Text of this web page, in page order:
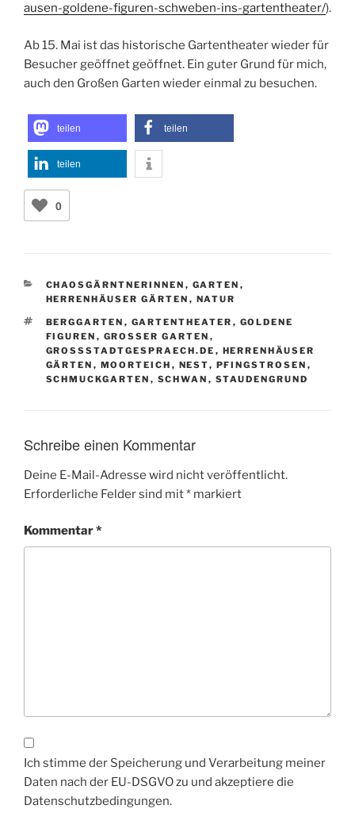
ausen-goldene-figuren-schweben-ins-gartentheater/).
Ab 15. Mai ist das historische Gartentheater wieder für
Besucher geöffnet geöffnet. Ein guter Grund für mich,
auch den Großen Garten wieder einmal zu besuchen.
teilen teilen
teilen
0
KATEGORIEN
CHAOSGÄRNTNERINNEN , GARTEN ,
HERRENHÄUSER GÄRTEN , NATUR
SCHLAGWÖRTER
BERGGARTEN , GARTENTHEATER , GOLDENE
FIGUREN , GROSSER GARTEN
,
GROSSSTADTGESPRAECH.DE , HERRENHÄUSER
GÄRTEN , MOORTEICH , NEST, PFINGSTROSEN ,
SCHMUCKGARTEN , SCHWAN , STAUDENGRUND
Schreibe einen Kommentar
Deine E-Mail-Adresse wird nicht veröffentlicht.
Erforderliche Felder sind mit* markiert
Kommentar*
Ich stimme der Speicherung und Verarbeitung meiner
Daten nach der EU-DSGVO zu und akzeptiere die
Datenschutzbedingungen.